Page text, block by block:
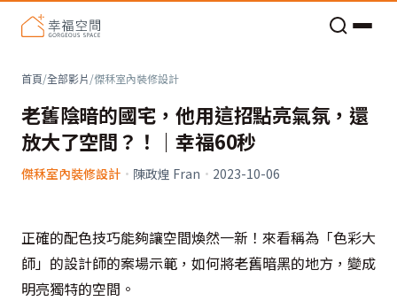
首頁/全部影片/傑秝室內裝修設計
老舊陰暗的國宅，他用這招點亮氣氛，還
放大了空間？！｜幸福60秒
傑秝室內裝修設計 · 陳政煌 Fran · 2023-10-06
正確的配色技巧能夠讓空間煥然一新！來看稱為「色彩大
師」的設計師的案場示範，如何將老舊暗黑的地方，變成
明亮獨特的空間。